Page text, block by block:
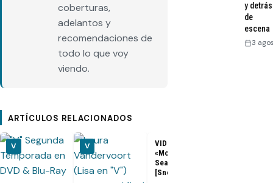
coberturas,
adelantos y
recomendaciones de
todo lo que voy
viendo.
ARTÍCULOS RELACIONADOS
V V
VIDEOS – V 2x10
«Mother’s Day»
Season Finale
[Sneak Peeks]
y detrás
de
escena
3